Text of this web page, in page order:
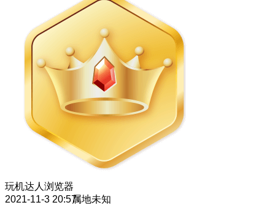
玩机达人 浏览器
2021-11-3 20:57属地未知